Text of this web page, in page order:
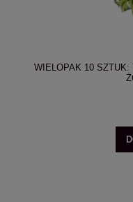
WIELOPAK 10